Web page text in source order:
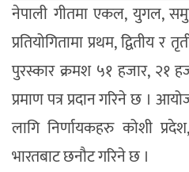
नेपाली गीतमा एकल, युगल,
प्रतियोगितामा प्रथम, द्वितीय
पुरस्कार क्रमश ५१ हजार, २१
प्रमाण पत्र प्रदान गरिने छ ।
लागि निर्णायकहरु कोशी
भारतबाट छनौट गरिने छ ।